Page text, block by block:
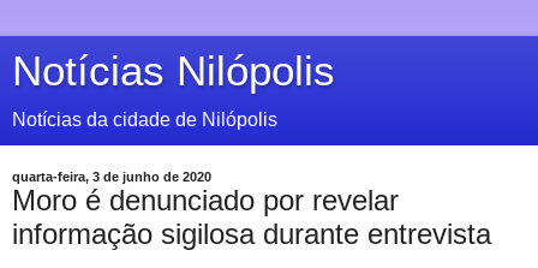
Notícias Nilópolis
Notícias da cidade de Nilópolis
quarta-feira, 3 de junho de 2020
Moro é denunciado por revelar
informação sigilosa durante entrevista